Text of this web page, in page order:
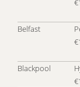
Belfast
Blackpool